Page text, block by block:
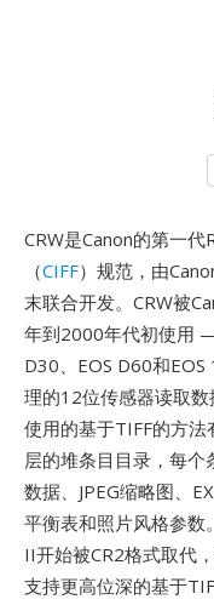
CRW是Canon的第一
（CIFF）规范，由
末联合开发。CRW被
年到2000年代初使用
D30、EOS D60和
理的12位传感器读取
使用的基于TIFF的方法
层的堆条目目录，每个
数据、JPEG缩略图、
平衡表和照片风格参数
II开始被CR2格式取代
支持更高位深的基于